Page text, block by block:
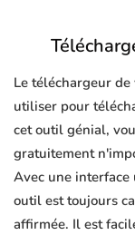
Le téléchargeur
utiliser pour
cet outil génial,
gratuitement
Avec une
outil est toujours
affirmée. Il est